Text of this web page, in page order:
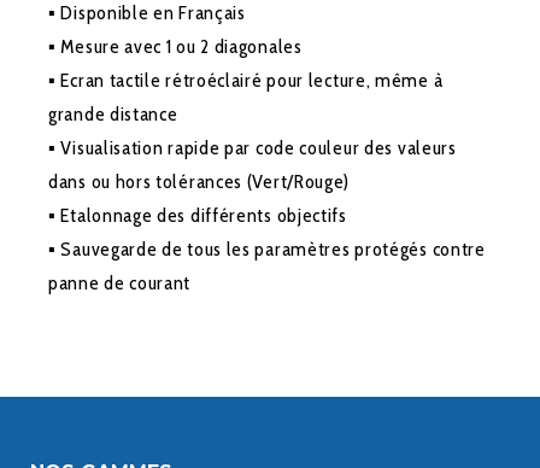
▪ Disponible en Français
▪ Mesure avec 1 ou 2 diagonales
▪ Ecran tactile rétroéclairé pour lecture, même à
grande distance
▪ Visualisation rapide par code couleur des valeurs
dans ou hors tolérances (Vert/Rouge)
▪ Etalonnage des différents objectifs
▪ Sauvegarde de tous les paramètres protégés contre
panne de courant